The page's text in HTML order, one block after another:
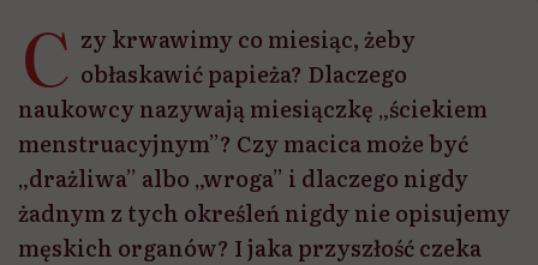
C zy krwawimy co miesiąc, żeby
obłaskawić papieża? Dlaczego
naukowcy nazywają miesiączkę „ściekiem
menstruacyjnym”? Czy macica może być
„drażliwa” albo „wroga” i dlaczego nigdy
żadnym z tych określeń nigdy nie opisujemy
męskich organów? I jaka przyszłość czeka